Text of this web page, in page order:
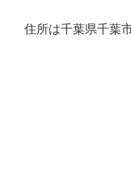
住所は千葉県千葉